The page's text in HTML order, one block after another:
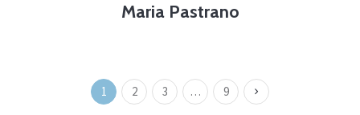
Maria Pastrano
1 2 3 … 9